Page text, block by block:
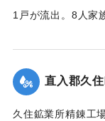
｜固有コード:
1戸が流出。8人家
｜固有コード:
直入郡久
久住鉱業所精錬工